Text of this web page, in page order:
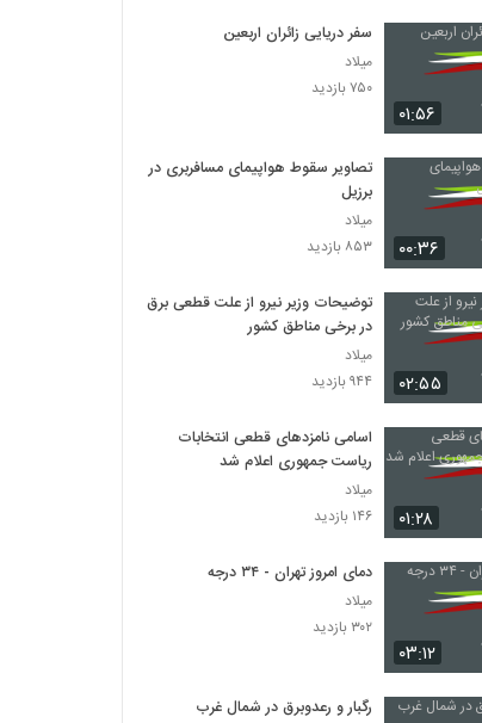
۰۱:۵۶
سفر دریایی زائران اربعین
میلاد
۷۵۰ بازدید
۰۰:۳۶
تصاویر سقوط هواپیمای مسافربری در
برزیل
میلاد
۸۵۳ بازدید
۰۲:۵۵
توضیحات وزیر نیرو از علت قطعی برق
در برخی مناطق کشور
میلاد
۹۴۴ بازدید
۰۱:۲۸
اسامی نامزدهای قطعی انتخابات
ریاست جمهوری اعلام شد
میلاد
۱۴۶ بازدید
۰۳:۱۲
دمای امروز تهران - ۳۴ درجه
میلاد
۳۰۲ بازدید
رگبار و رعدوبرق در شمال غرب